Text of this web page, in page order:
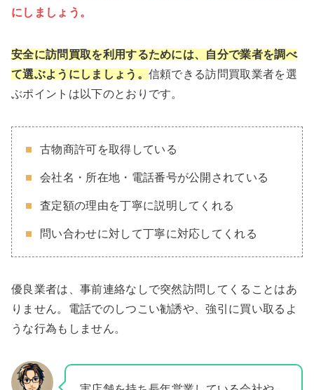
にしましょう。
安全に訪問買取を利用するためには、自分で業者を調べ
て選ぶようにしましょう。 信頼できる訪問買取業者を選
ぶポイントは以下のとおりです。
古物商許可を取得している
会社名・所在地・電話番号が公開されている
査定額の理由を丁寧に説明してくれる
問い合わせに対して丁寧に対応してくれる
優良業者は、事前連絡なしで突然訪問してくることはあ
りません。電話でのしつこい勧誘や、強引に買い取るよ
うな行為もしません。